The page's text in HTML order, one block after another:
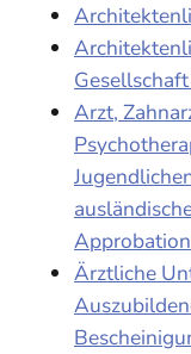
Arzt,
Ärztliche